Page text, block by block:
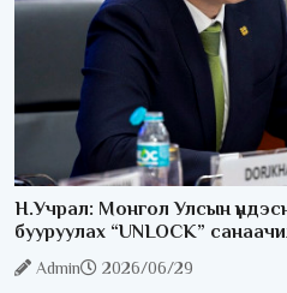
Н.Учрал: Монгол Улсын
бууруулах “UNLOCK”
Admin
2026/06/29